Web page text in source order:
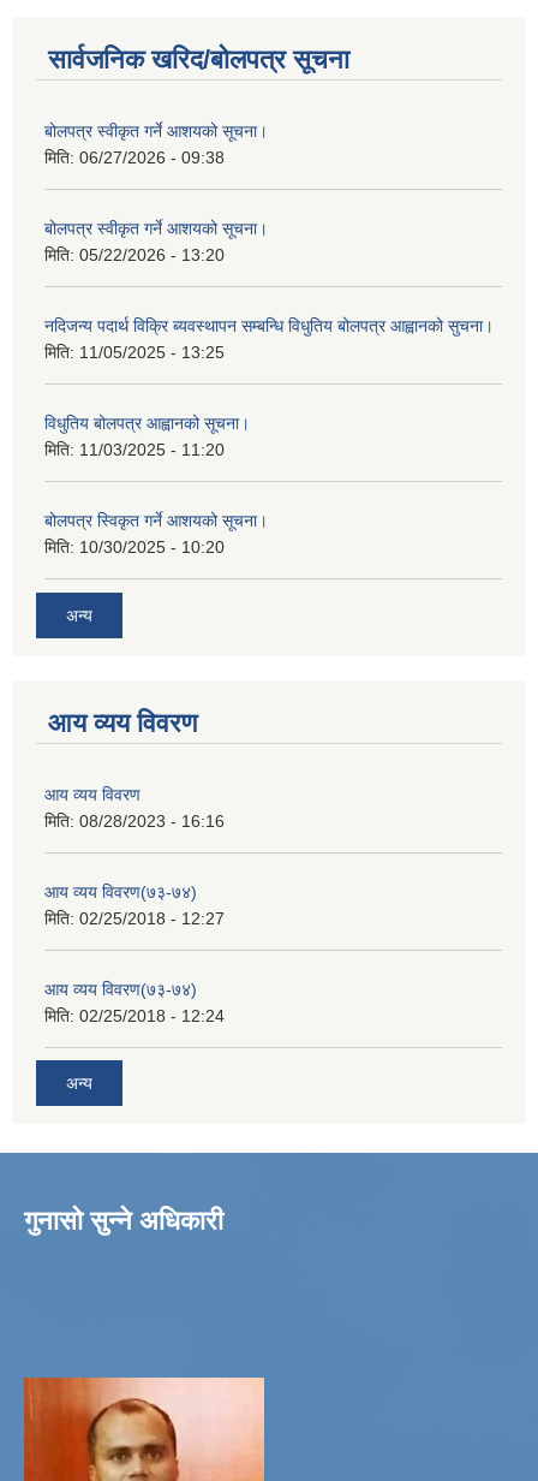
सार्वजनिक खरिद/बोलपत्र सूचना
बोलपत्र स्वीकृत गर्ने आशयको सूचना।
मिति: 06/27/2026 - 09:38
बोलपत्र स्वीकृत गर्ने आशयको सूचना।
मिति: 05/22/2026 - 13:20
नदिजन्य पदार्थ विक्रि ब्यवस्थापन सम्बन्धि विधुतिय बोलपत्र आह्वानको सुचना।
मिति: 11/05/2025 - 13:25
विधुतिय बोलपत्र आह्वानको सूचना।
मिति: 11/03/2025 - 11:20
बोलपत्र स्विकृत गर्ने आशयको सूचना।
मिति: 10/30/2025 - 10:20
अन्य
आय व्यय विवरण
आय व्यय विवरण
मिति: 08/28/2023 - 16:16
आय व्यय विवरण(७३-७४)
मिति: 02/25/2018 - 12:27
आय व्यय विवरण(७३-७४)
मिति: 02/25/2018 - 12:24
अन्य
गुनासो सुन्ने अधिकारी